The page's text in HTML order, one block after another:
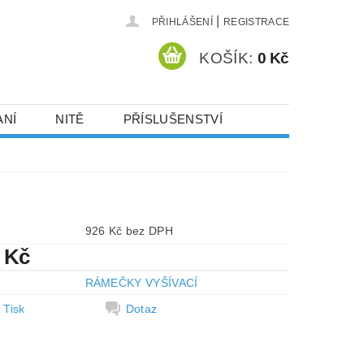
PŘIHLÁŠENÍ REGISTRACE
KOŠÍK: 0 Kč
NITĚ PŘÍSLUŠENSTVÍ
A SLEVY
926 Kč bez DPH
Kč
RÁMEČKY VYŠÍVACÍ
Tisk
Dotaz